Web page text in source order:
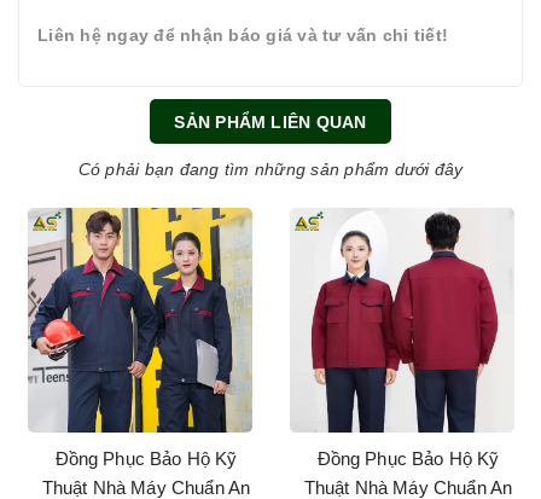
Liên hệ ngay để nhận báo giá và tư vấn chi tiết!
SẢN PHẨM LIÊN QUAN
Có phải bạn đang tìm những sản phẩm dưới đây
Đồng Phục Bảo Hộ Kỹ
Thuật Nhà Máy Chuẩn An
Đồng Phục Bảo Hộ Kỹ
Thuật Nhà Máy Chuẩn An